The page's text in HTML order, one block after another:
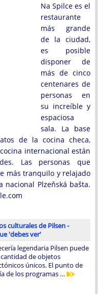
Na Spilce es el
restaurante
más grande
de la ciudad,
es posible
disponer de
más de cinco
centenares de
personas en
su increíble y
espaciosa
sala. La base
de la cocina checa,
internacional están
Las personas que
más tranquilo y relajado
Plzeňská bašta.
culturales de Pilsen -
'debes ver'
legendaria Pilsen puede
de objetos
únicos. El punto de
de los programas …